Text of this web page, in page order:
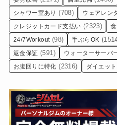
シャワー室あり (708) ウェアレン
クレジットカード支払い (2323)
24/7Workout (98) 手ぶらOK
返金保証 (591) ウォーターサーバ
お腹回りに特化 (2316) ダイエッ